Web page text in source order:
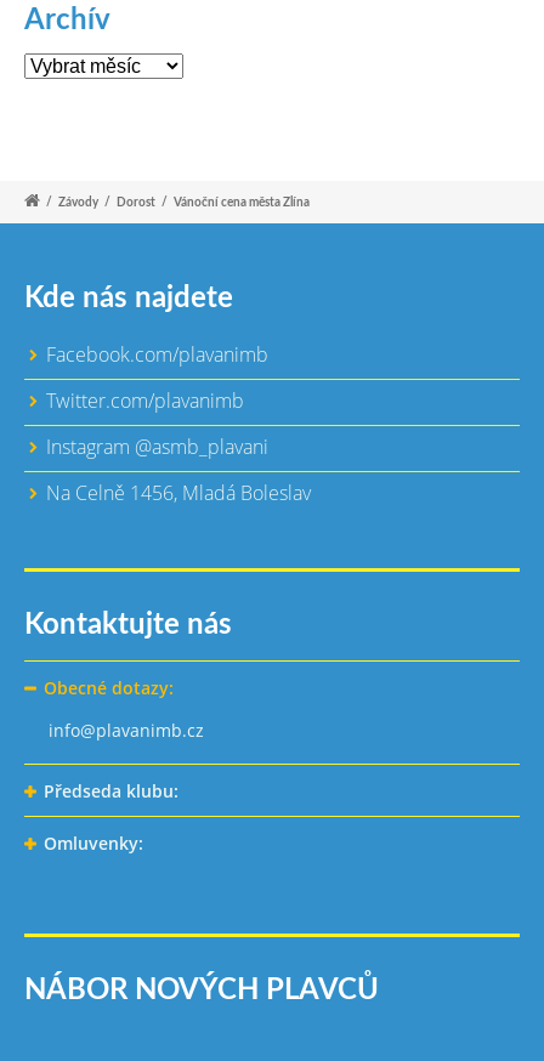
Archív
Archív
/ Závody / Dorost / Vánoční cena města Zlína
Kde nás najdete
Facebook.com/plavanimb
Twitter.com/plavanimb
Instagram @asmb_plavani
Na Celně 1456, Mladá Boleslav
Kontaktujte nás
Obecné dotazy:
info@plavanimb.cz
Předseda klubu:
Omluvenky:
NÁBOR NOVÝCH PLAVCŮ